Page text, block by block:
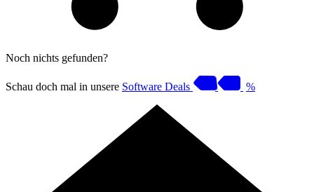
Noch nichts gefunden?
Schau doch mal in unsere Software Deals %